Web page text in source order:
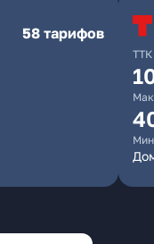
58 тарифов
ТТК